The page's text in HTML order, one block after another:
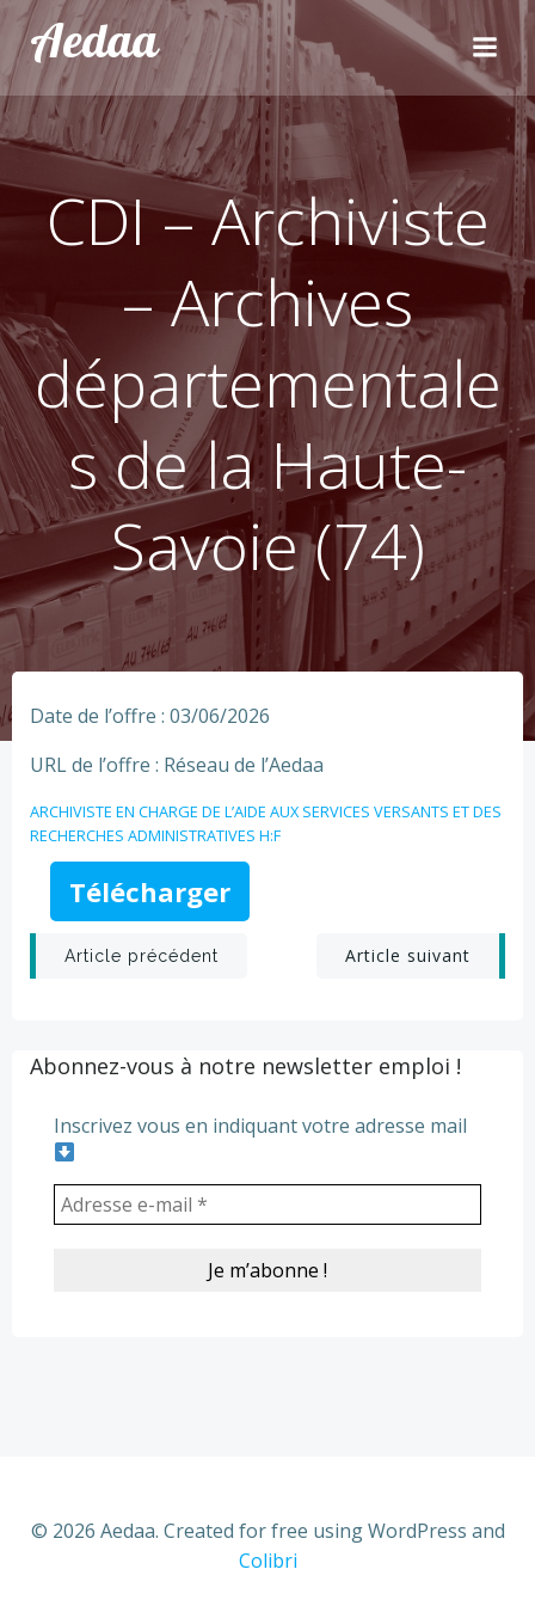
Aller
au
contenu
Aedaa
CDI – Archiviste
– Archives
départementale
s de la Haute-
Savoie (74)
Date de l’offre : 03/06/2026
URL de l’offre : Réseau de l’Aedaa
ARCHIVISTE EN CHARGE DE L’AIDE AUX SERVICES VERSANTS ET DES
RECHERCHES ADMINISTRATIVES H:F
Télécharger
Post
Article précédent
PostArticle suivant
Abonnez-vous à notre newsletter emploi !
Inscrivez vous en indiquant votre adresse mail
© 2026 Aedaa. Created for free using WordPress and
Colibri